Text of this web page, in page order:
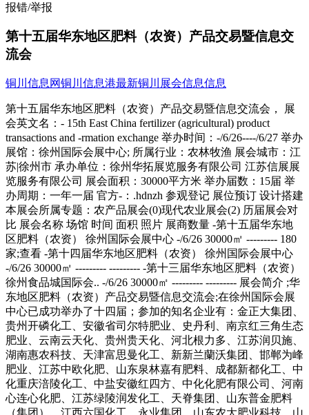
报错/举报
第十五届华东地区肥料（农资）产品交易暨信息交
流会
铜川信息网铜川信息港最新铜川展会信息信息
第十五届华东地区肥料（农资）产品交易暨信息交流会， 展会英文名：- 15th East China fertilizer (agricultural) product transactions and -rmation exchange 举办时间：-/6/26----/6/27 举办展馆：徐州国际会展中心; 所属行业：农林牧渔 展会城市：江苏|徐州市 承办单位：徐州华拓展览服务有限公司 江苏信展展览服务有限公司 展会面积：30000平方米 举办届数：15届 举办周期：一年一届 官方-：.hdnzh 参观登记 展位预订 设计搭建 本展会所属专题：农产品展会(0)现代农业展会(2) 历届展会对比 展会名称 场馆 时间 面积 照片 展商数量 -第十五届华东地区肥料（农资） 徐州国际会展中心 -/6/26 30000㎡ --------- 180家;查看 -第十四届华东地区肥料（农资） 徐州国际会展中心 -/6/26 30000㎡ --------- --------- -第十三届华东地区肥料（农资） 徐州食品城国际会.. -/6/26 30000㎡ --------- --------- 展会简介 ;华东地区肥料（农资）产品交易暨信息交流会;在徐州国际会展中心已成功举办了十四届；参加的知名企业有：金正大集团、贵州开磷化工、安徽省司尔特肥业、史丹利、南京红三角生态肥业、云南云天化、贵州贵天化、河北根力多、江苏润贝施、湖南惠农科技、天津富思曼化工、新新兰蘭沃集团、邯郸为峰肥业、江苏中欧化肥、山东泉林嘉有肥料、成都新都化工、中化重庆涪陵化工、中盐安徽红四方、中化化肥有限公司、河南心连心化肥、江苏绿陵润发化工、天脊集团、山东普金肥料（集团）、江西六国化工、永业集团、山东农大肥业科技、山东联盟化工集团、阜丰集团、华农农资连锁股份、-广大联丰生物科技、南京领先化工、山东施而丰肥业、中国农资集团有限公司、英国普朗特、住商肥料中国企业集团、湖北嘉城化工、湖北祥丰化肥、澳大利亚埃尔夫集团、千村植保是农资连锁、北京三浦百草绿色植物制剂有限公司等来自全国各地300多家知名企业参展，规模庞大，被业内人士誉为;华东农资第一展;。徐州地处苏、鲁、豫、皖四省接壤，是淮海经济区的中心城市，地理位置好，销售市场大。是传统的农资流通集散地和农资消费大区，周边辐射2亿多农民、近4亿亩耕地、200多个农资大市场，交通便利、客商云集、市场商机巨大。近年来，徐州已逐步成为华东地区农资商品的重要集散地，吸引了全国多个省市、地区的先进企业加盟本届双交会、展会规模不断壮大，到会专业经销商逐年递增，现已发展成全国农资领域知名的品牌盛会。本届双交会拟组织30000余家专业经销商及种植大户到会，采购能力空前，参展收益巨大。现诚邀您加盟本届双交会，共创市场，共展鸿图。 参展范围 1．各类肥料产品、肥料检测设备、肥料生产机械等；各类肥料新产品、新技术、新成果。2．各类农药及种子新产品、新技术、新成果等。 参展费用 国内标摊：5800元/个国内特装：400元/平方米室内空地（起租：36㎡）：￥400元/㎡室外空地（起租：30㎡）：￥300元/㎡；豪华简特（A类）3M×3M，￥5800元/个，国际标准展位（B类）3M×3M，￥3800元/个，指定展位、角展位加收10%； - -第十五届华东地区肥料(农资)产品交易暨信息交流会组委会地; 址：徐州国际会展中心二楼210室;;;;;; 邮 编：221008电; 话：0516-83871388;;;;;;;;; 66654699传; 真：0516-83-58;;;;;;;;; 773172585@qq联系人：尤小姐; 18112023373;;; .hdnzh 展位预定： 参观咨询： --> 由于本站部分展会信息来源于会员发布及网络，不完全保证信息的的准确性、真实性，如果您有任何疑问请直接联系展会官方确认。 更多>>参展商名录 公司名称 电话 传真 邮箱 联系人 -/特装 安徽中元化肥股份有限公司 0557-39338 ------ ------ ------ 巴西蕾诺特种肥料有限公司 雷诺 400-080-94 ------ ------ 李总 江苏中欧化肥有限公司 0516-86540 ------ ------ 惠经理 山东寿光祥云包装有限公司 0536-51191 0536-52397